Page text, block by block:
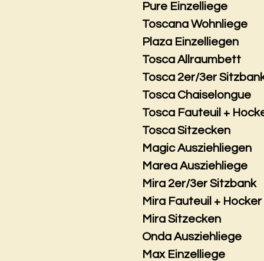
Pure Einzelliege
Toscana Wohnliege
Plaza Einzelliegen
Tosca Allraumbett
Tosca 2er/3er
Tosca Chaiselongue
Tosca Fauteuil +
Tosca Sitzecken
Magic Ausziehliegen
Marea Ausziehliege
Mira 2er/3er Sitzbank
Mira Fauteuil + Hocker
Mira Sitzecken
Onda Ausziehliege
Max Einzelliege